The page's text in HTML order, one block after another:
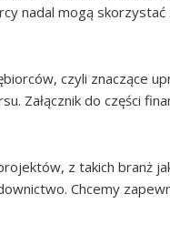
nadal mogą
czyli znaczące
Załącznik do części
z takich branż
Chcemy